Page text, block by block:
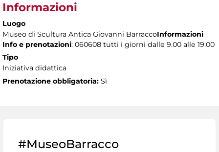
Informazioni
Luogo
Museo di Scultura Antica Giovanni BarraccoInformazioni
Info e prenotazioni: 060608 tutti i giorni dalle 9.00 alle 19.00
Tipo
Iniziativa didattica
Prenotazione obbligatoria: Sì
#MuseoBarracco